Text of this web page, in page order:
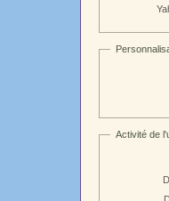
Activité de